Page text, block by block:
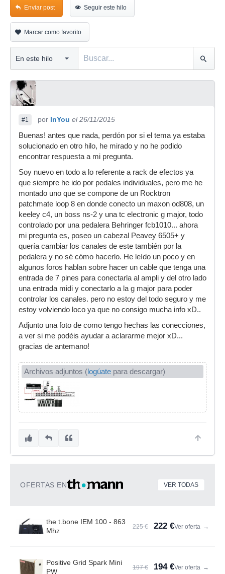
Enviar post Seguir este hilo
Marcar como favorito
#1 por InYou el 26/11/2015
Buenas! antes que nada, perdón por si el tema ya estaba
solucionado en otro hilo, he mirado y no he podido
encontrar respuesta a mi pregunta.
Soy nuevo en todo a lo referente a rack de efectos ya
que siempre he ido por pedales individuales, pero me he
montado uno que se compone de un Rocktron
patchmate loop 8 en donde conecto un maxon od808, un
keeley c4, un boss ns-2 y una tc electronic g major, todo
controlado por una pedalera Behringer fcb1010... ahora
mi pregunta es, poseo un cabezal Peavey 6505+ y
quería cambiar los canales de este también por la
pedalera y no sé cómo hacerlo. He leído un poco y en
algunos foros hablan sobre hacer un cable que tenga una
entrada de 7 pines para conectarla al ampli y del otro lado
una entrada midi y conectarlo a la g major para poder
controlar los canales. pero no estoy del todo seguro y me
estoy volviendo loco ya que no consigo mucha info xD..
Adjunto una foto de como tengo hechas las conecciones,
a ver si me podéis ayudar a aclararme mejor xD...
gracias de antemano!
Archivos adjuntos (logúate para descargar)
OFERTAS EN VER TODAS
the t.bone IEM 100 - 863
Mhz
225 € 222 €Ver oferta →
Positive Grid Spark Mini
PW
197 € 194 €Ver oferta →